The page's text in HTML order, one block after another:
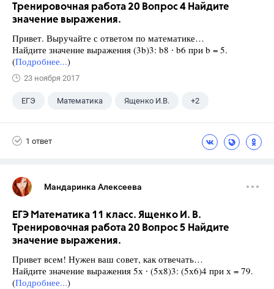
Тренировочная работа 20 Вопрос 4 Найдите
значение выражения.
Привет. Выручайте с ответом по математике…
Найдите значение выражения (3b)3: b8 ∙ b6 при b = 5.
(Подробнее...)
23 ноября 2017
ЕГЭ Математика Ященко И.В. +2
1 ответ
Мандаринка Алексеева
ЕГЭ Математика 11 класс. Ященко И. В.
Тренировочная работа 20 Вопрос 5 Найдите
значение выражения.
Привет всем! Нужен ваш совет, как отвечать…
Найдите значение выражения 5х ∙ (5х8)3: (5х6)4 при х = 79.
(Подробнее...)